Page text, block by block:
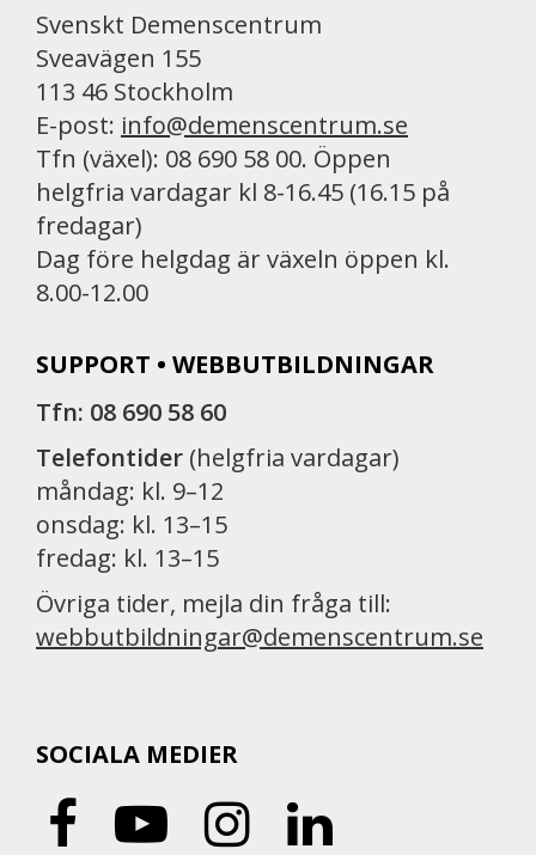
Svenskt Demenscentrum
Sveavägen 155
113 46 Stockholm
E-post: info@demenscentrum.se
Tfn (växel): 08 690 58 00. Öppen
helgfria vardagar kl 8-16.45 (16.15 på
fredagar)
Dag före helgdag är växeln öppen kl.
8.00-12.00
SUPPORT • WEBBUTBILDNINGAR
Tfn: 08 690 58 60
Telefontider (helgfria vardagar)
måndag: kl. 9–12
onsdag: kl. 13–15
fredag: kl. 13–15
Övriga tider, mejla din fråga till:
webbutbildningar@demenscentrum.se
SOCIALA MEDIER